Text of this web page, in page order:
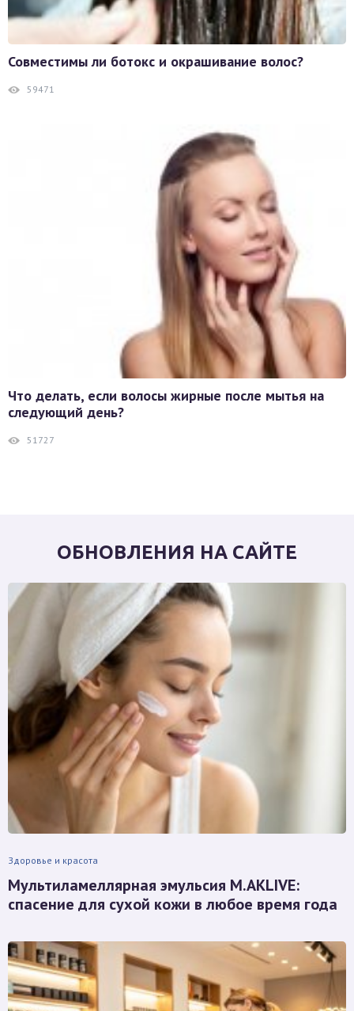
Совместимы ли ботокс и окрашивание волос?
59471
Что делать, если волосы жирные после мытья на
следующий день?
51727
ОБНОВЛЕНИЯ НА САЙТЕ
Здоровье и красота
Мультиламеллярная эмульсия M.AKLIVE:
спасение для сухой кожи в любое время года